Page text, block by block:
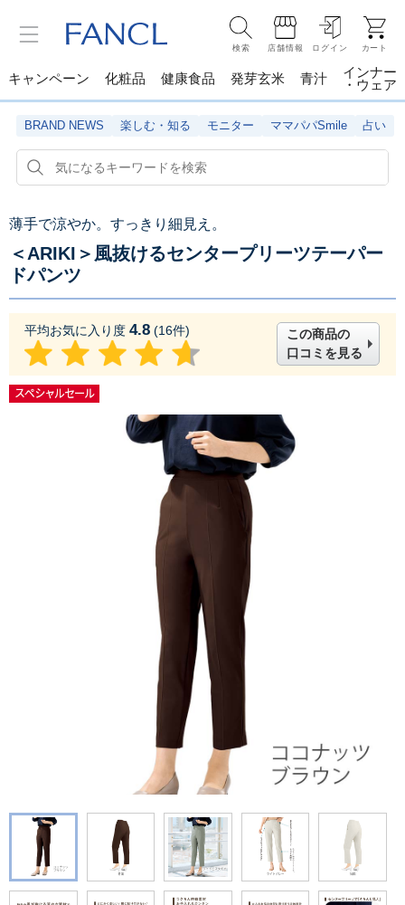
検索 店舗情報 ログイン カート
キャンペーン 化粧品 健康食品 発芽玄米 青汁
インナー
・ウェア
BRAND NEWS 楽しむ・知る モニター ママパパSmile 占い
薄手で涼やか。すっきり細見え。
＜ARIKI＞風抜けるセンタープリーツテーパー
ドパンツ
平均お気に入り度 4.8 (16件)
この商品の
口コミを見る